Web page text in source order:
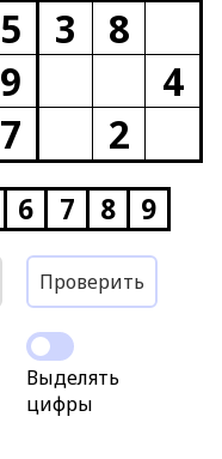
5 3
8
9
4
7 2
6 7 8 9
Проверить
Выделять
цифры